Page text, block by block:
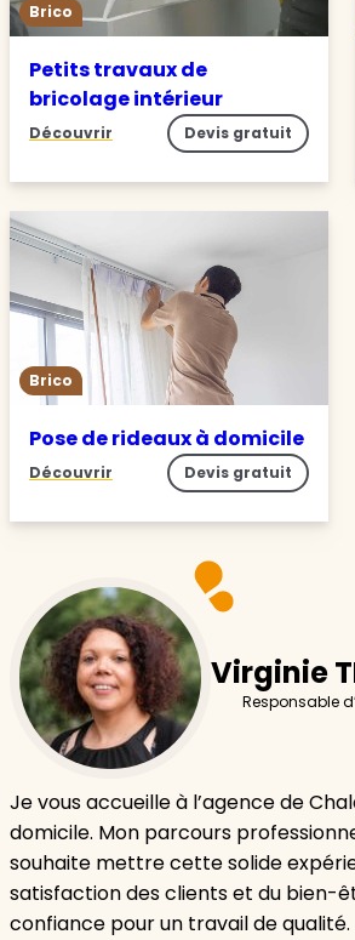
Brico
Petits travaux de
bricolage intérieur
Découvrir Devis gratuit
Brico
Pose de rideaux à domicile
Découvrir Devis gratuit
Virginie
Responsable
Je vous accueille à l’agence de
domicile. Mon parcours
souhaite mettre cette solide
satisfaction des clients et du bien-
confiance pour un travail de